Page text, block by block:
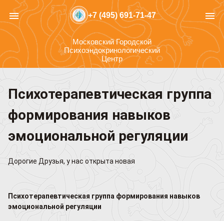
menu +7 (495) 691-71-47 menu
Московский Городской
Психоэндокринологический
Центр
Психотерапевтическая группа
формирования навыков
эмоциональной регуляции
Дорогие Друзья, у нас открыта новая
Психотерапевтическая группа формирования навыков
эмоциональной регуляции